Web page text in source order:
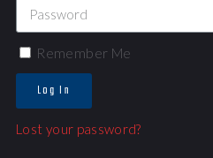
Remember Me
Log In
Lost your password?